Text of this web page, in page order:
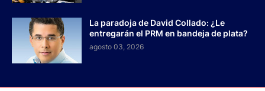
La paradoja de David Collado: ¿Le
entregarán el PRM en bandeja de plata?
agosto 03, 2026